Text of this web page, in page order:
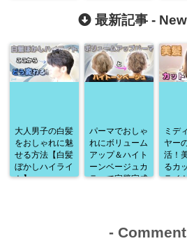
最新記事 -
大人男子の白髪
をおしゃれに魅
せる方法【白髪
ぼかしハイライ
ト】
パーマでおしゃ
れにボリューム
アップ＆ハイト
ーンベージュカ
ラーで完璧完成
ミデ
ヤー
活！
るカ
ライ
-